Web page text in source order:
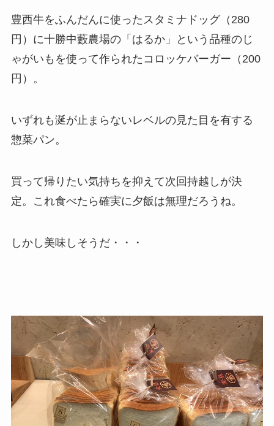
豊西牛をふんだんに使ったスタミナドッグ（280
円）に十勝中藪農場の「はるか」という品種のじ
ゃがいもを使って作られたコロッケバーガー（200
円）。
いずれも涎が止まらないレベルの見た目を有する
惣菜パン。
買って帰りたい気持ちを抑えて次回持越しが決
定。これ食べたら確実に夕飯は無理だろうね。
しかし美味しそうだ・・・